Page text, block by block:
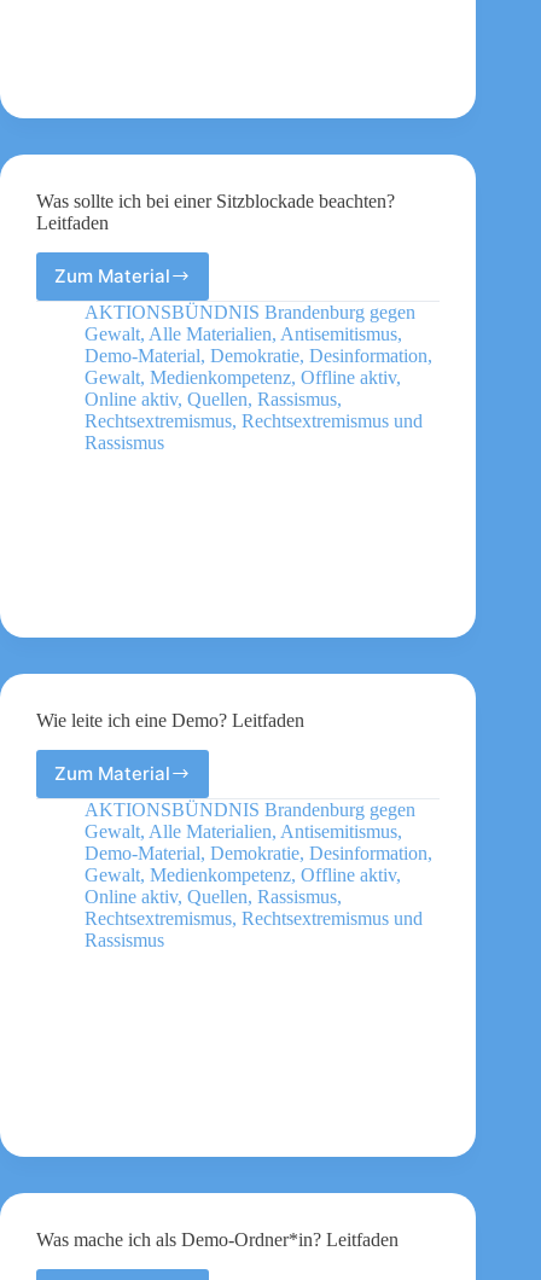
Aktionen
können
Was sollte ich bei einer Sitzblockade beachten?
Leitfaden
Zum Material
Was
sollte
ich
bei
einer
Sitzblockade
beachten?
Leitfaden
AKTIONSBÜNDNIS Brandenburg gegen
Gewalt, Alle Materialien, Antisemitismus,
Demo-Material, Demokratie, Desinformation,
Gewalt, Medienkompetenz, Offline aktiv,
Online aktiv, Quellen, Rassismus,
Rechtsextremismus, Rechtsextremismus und
Rassismus
Wie leite ich eine Demo? Leitfaden
Zum Material
Wie
leite
ich
eine
Demo?
Leitfaden
AKTIONSBÜNDNIS Brandenburg gegen
Gewalt, Alle Materialien, Antisemitismus,
Demo-Material, Demokratie, Desinformation,
Gewalt, Medienkompetenz, Offline aktiv,
Online aktiv, Quellen, Rassismus,
Rechtsextremismus, Rechtsextremismus und
Rassismus
Was mache ich als Demo-Ordner*in? Leitfaden